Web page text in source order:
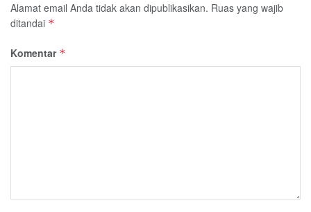
Alamat email Anda tidak akan dipublikasikan. Ruas yang wajib
ditandai *
Komentar *